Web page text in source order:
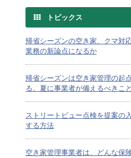
トピックス
帰省シーズンの空き家、クマ対
業務の新論点になるか
帰省シーズンは空き家管理の起
る。夏に事業者が備えるべきこと
ストリートビュー点検を提案の
する方法
空き家管理事業者は、どんな保